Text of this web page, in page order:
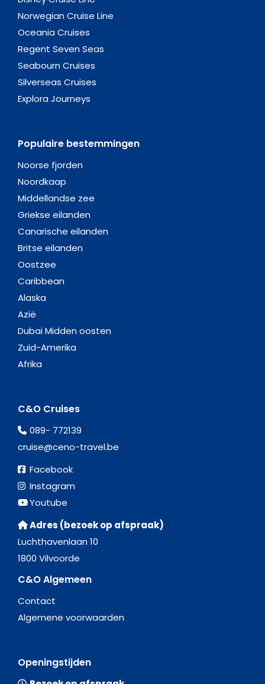
Norwegian Cruise Line
Oceania Cruises
Regent Seven Seas
Seabourn Cruises
Silverseas Cruises
Explora Journeys
Populaire bestemmingen
Noorse fjorden
Noordkaap
Middellandse zee
Griekse eilanden
Canarische eilanden
Britse eilanden
Oostzee
Caribbean
Alaska
Azië
Dubai Midden oosten
Zuid-Amerika
Afrika
C&O Cruises
089- 772139
cruise@ceno-travel.be
Facebook
Instagram
Youtube
Adres (bezoek op afspraak)
Luchthavenlaan 10
1800 Vilvoorde
C&O Algemeen
Contact
Algemene voorwaarden
Openingstijden